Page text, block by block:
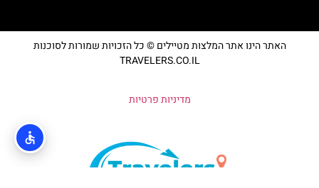
האתר הינו אתר המלצות מטיילים © כל הזכויות שמורות לסוכנות
TRAVELERS.CO.IL
מדיניות פרטיות